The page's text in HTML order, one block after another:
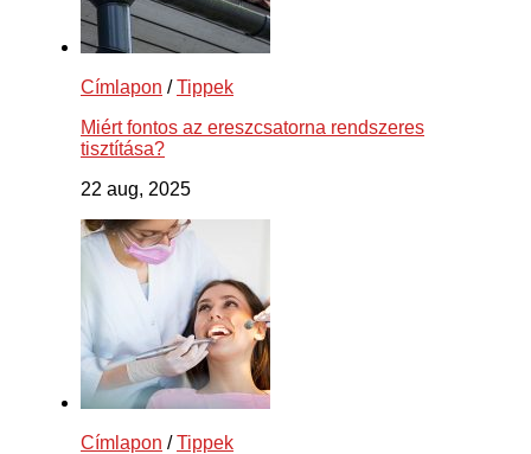
Címlapon /Tippek
Miért fontos az ereszcsatorna rendszeres
tisztítása?
22 aug, 2025
Címlapon /Tippek